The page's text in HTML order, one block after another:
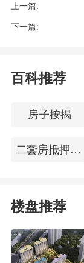
都构成了
叙事。
“不让百姓
杨镇棚改
东河西均
两年内让
度可想而知
上一篇:
下一篇:
百科推荐
房子按揭
二套房抵押贷款
楼盘推荐